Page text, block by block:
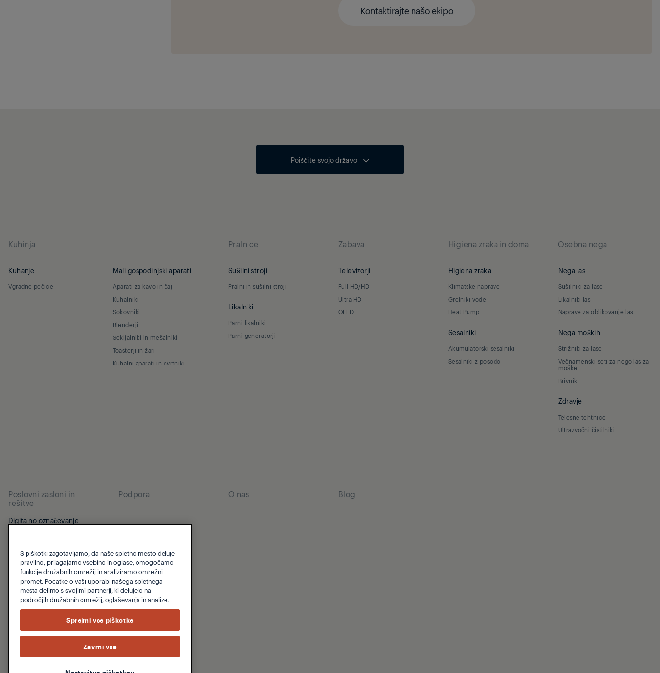
Kontaktirajte našo ekipo
Poiščite svojo državo
Kuhinja
Kuhanje
Vgradne pečice
Mali gospodinjski aparati
Aparati za kavo in čaj
Kuhalniki
Sokovniki
Blenderji
Sekljalniki in mešalniki
Toasterji in žari
Kuhalni aparati in cvrtniki
Pralnice
Sušilni stroji
Pralni in sušilni stroji
Likalniki
Parni likalniki
Parni generatorji
Zabava
Televizorji
Full HD/HD
Ultra HD
OLED
Higiena zraka in doma
Higiena zraka
Klimatske naprave
Grelniki vode
Heat Pump
Sesalniki
Akumulatorski sesalniki
Sesalniki z posodo
Osebna nega
Nega las
Sušilniki za lase
Likalniki las
Naprave za oblikovanje las
Nega moških
Strižniki za lase
Večnamenski seti za nego las za
moške
Brivniki
Zdravje
Telesne tehtnice
Ultrazvočni čistilniki
Poslovni zasloni in
rešitve
Digitalno označevanje
TV za gostinstvo
Hotelska TV
Led zaslon
Notsanji Led
E-Board
Podpora O nas Blog
S piškotki zagotavljamo, da naše spletno mesto deluje
pravilno, prilagajamo vsebino in oglase, omogočamo
funkcije družabnih omrežij in analiziramo omrežni
promet. Podatke o vaši uporabi našega spletnega
mesta delimo s svojimi partnerji, ki delujejo na
področjih družabnih omrežij, oglaševanja in analize.
Sprejmi vse piškotke
Zavrni vse